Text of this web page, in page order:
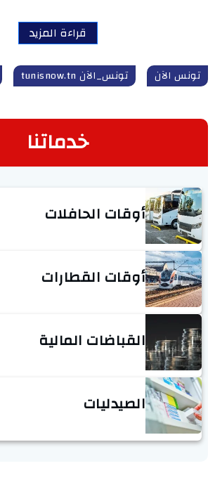
قراءة المزيد
تونس الآن تونس_الآن tunisnow.tn
خدماتنا
أوقات الحافلات
أوقات القطارات
القباضات المالية
الصيدليات